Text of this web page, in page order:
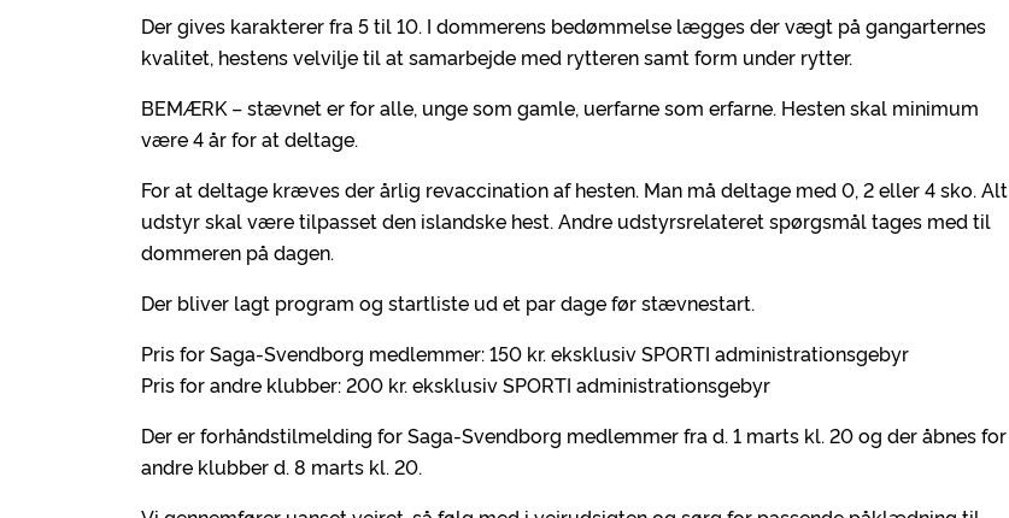
Der gives karakterer fra 5 til 10. I dommerens bedømmelse lægges der vægt på gangarternes
kvalitet, hestens velvilje til at samarbejde med rytteren samt form under rytter.
BEMÆRK – stævnet er for alle, unge som gamle, uerfarne som erfarne. Hesten skal minimum
være 4 år for at deltage.
For at deltage kræves der årlig revaccination af hesten. Man må deltage med 0, 2 eller 4 sko. Alt
udstyr skal være tilpasset den islandske hest. Andre udstyrsrelateret spørgsmål tages med til
dommeren på dagen.
Der bliver lagt program og startliste ud et par dage før stævnestart.
Pris for Saga-Svendborg medlemmer: 150 kr. eksklusiv SPORTI administrationsgebyr
Pris for andre klubber: 200 kr. eksklusiv SPORTI administrationsgebyr
Der er forhåndstilmelding for Saga-Svendborg medlemmer fra d. 1 marts kl. 20 og der åbnes for
andre klubber d. 8 marts kl. 20.